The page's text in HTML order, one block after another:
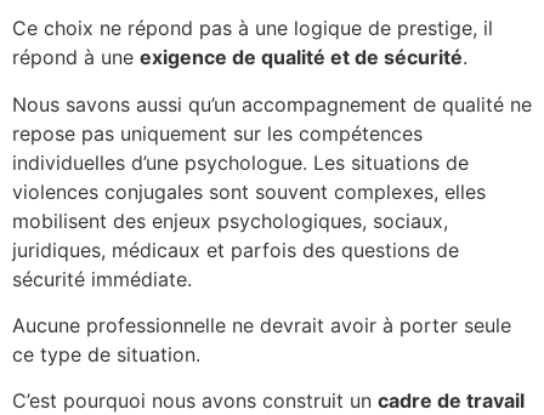
Ce choix ne répond pas à une logique de prestige, il
répond à une exigence de qualité et de sécurité.
Nous savons aussi qu’un accompagnement de qualité ne
repose pas uniquement sur les compétences
individuelles d’une psychologue. Les situations de
violences conjugales sont souvent complexes, elles
mobilisent des enjeux psychologiques, sociaux,
juridiques, médicaux et parfois des questions de
sécurité immédiate.
Aucune professionnelle ne devrait avoir à porter seule
ce type de situation.
C’est pourquoi nous avons construit un cadre de travail